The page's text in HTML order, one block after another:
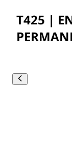
T425 |